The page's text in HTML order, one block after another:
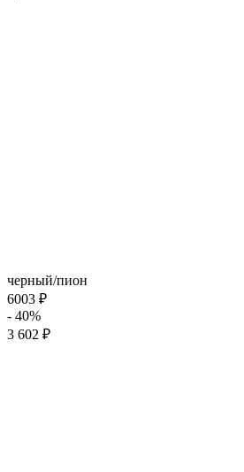
черный/пион
6003 ₽
- 40%
3 602 ₽